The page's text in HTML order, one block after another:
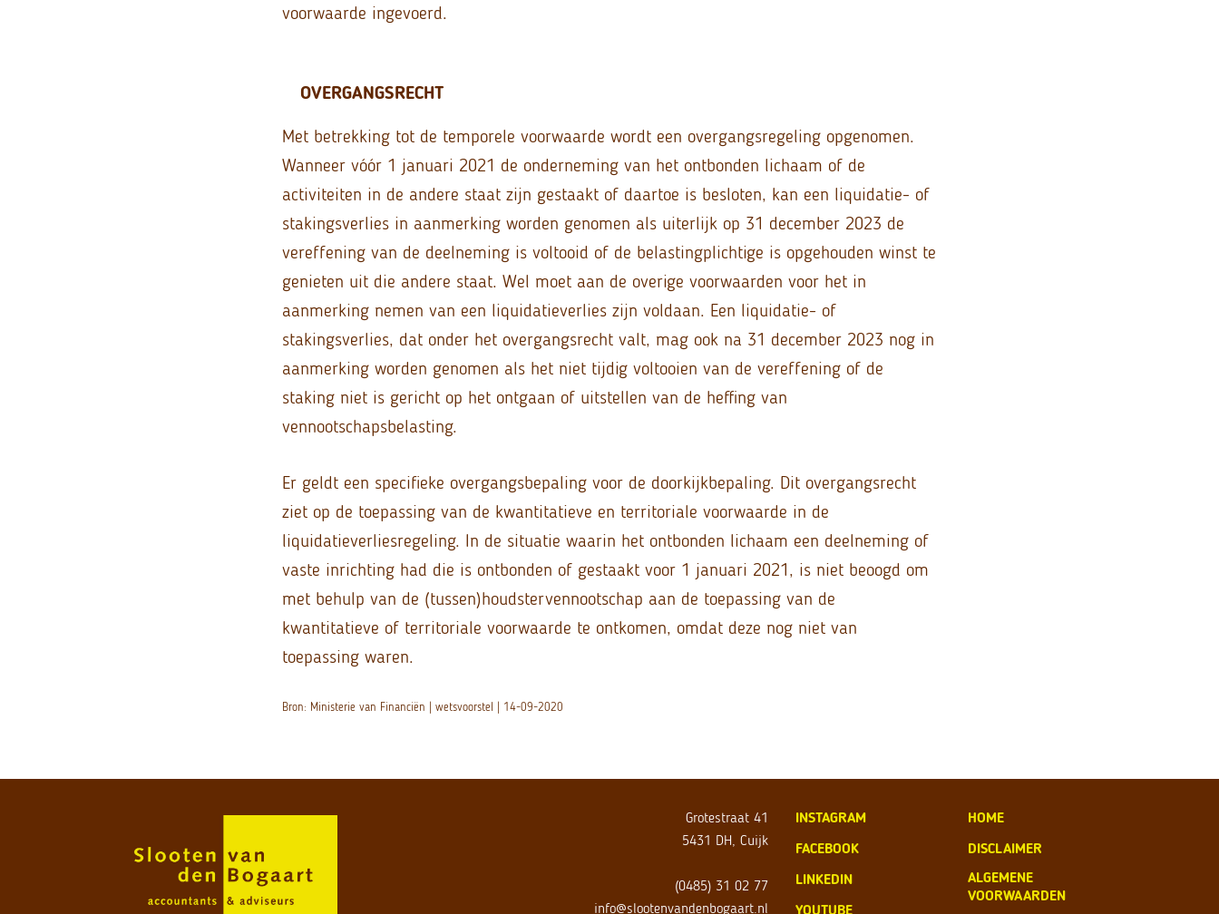
voorwaarde ingevoerd.
OVERGANGSRECHT
Met betrekking tot de temporele voorwaarde wordt een overgangsregeling opgenomen.
Wanneer vóór 1 januari 2021 de onderneming van het ontbonden lichaam of de
activiteiten in de andere staat zijn gestaakt of daartoe is besloten, kan een liquidatie- of
stakingsverlies in aanmerking worden genomen als uiterlijk op 31 december 2023 de
vereffening van de deelneming is voltooid of de belastingplichtige is opgehouden winst te
genieten uit die andere staat. Wel moet aan de overige voorwaarden voor het in
aanmerking nemen van een liquidatieverlies zijn voldaan. Een liquidatie- of
stakingsverlies, dat onder het overgangsrecht valt, mag ook na 31 december 2023 nog in
aanmerking worden genomen als het niet tijdig voltooien van de vereffening of de
staking niet is gericht op het ontgaan of uitstellen van de heffing van
vennootschapsbelasting.
Er geldt een specifieke overgangsbepaling voor de doorkijkbepaling. Dit overgangsrecht
ziet op de toepassing van de kwantitatieve en territoriale voorwaarde in de
liquidatieverliesregeling. In de situatie waarin het ontbonden lichaam een deelneming of
vaste inrichting had die is ontbonden of gestaakt voor 1 januari 2021, is niet beoogd om
met behulp van de (tussen)houdstervennootschap aan de toepassing van de
kwantitatieve of territoriale voorwaarde te ontkomen, omdat deze nog niet van
toepassing waren.
Bron: Ministerie van Financiën | wetsvoorstel | 14-09-2020
Grotestraat 41
5431 DH, Cuijk
(0485) 31 02 77
info@slootenvandenbogaart.nl
INSTAGRAM
FACEBOOK
LINKEDIN
YOUTUBE
HOME
DISCLAIMER
ALGEMENE
VOORWAARDEN